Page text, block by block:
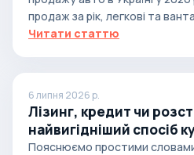
продаж за рік, легкові та
Читати статтю
6 липня 2026 р.
Лізинг, кредит чи
найвигідніший спосіб
Пояснюємо простими